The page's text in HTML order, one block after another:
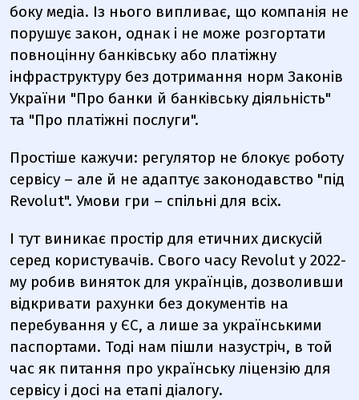
боку медіа. Із нього випливає, що компанія не
порушує закон, однак і не може розгортати
повноцінну банківську або платіжну
інфраструктуру без дотримання норм Законів
України "Про банки й банківську діяльність"
та "Про платіжні послуги".
Простіше кажучи: регулятор не блокує роботу
сервісу – але й не адаптує законодавство "під
Revolut". Умови гри – спільні для всіх.
І тут виникає простір для етичних дискусій
серед користувачів. Свого часу Revolut у 2022-
му робив виняток для українців, дозволивши
відкривати рахунки без документів на
перебування у ЄС, а лише за українськими
паспортами. Тоді нам пішли назустріч, в той
час як питання про українську ліцензію для
сервісу і досі на етапі діалогу.